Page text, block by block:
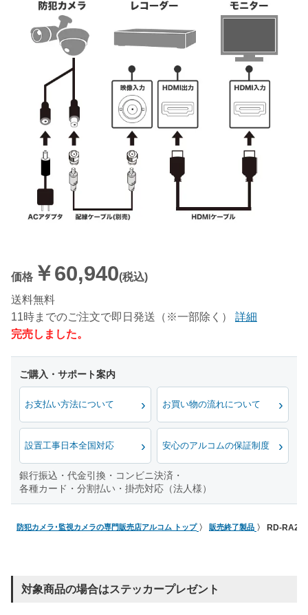
価格 ￥60,940(税込)
送料無料
11時までのご注文で即日発送（※一部除く）
詳細
完売しました。
お支払い方法について お買い物の流れについて
設置工事日本全国対応 安心のアルコムの保証制度
銀行振込・代金引換・コンビニ決済・
各種カード・分割払い・掛売対応（法人様）
防犯カメラ･監視カメラの専門販売店アルコム トップ 販売終了製品 RD-
対象商品の場合はステッカープレゼント